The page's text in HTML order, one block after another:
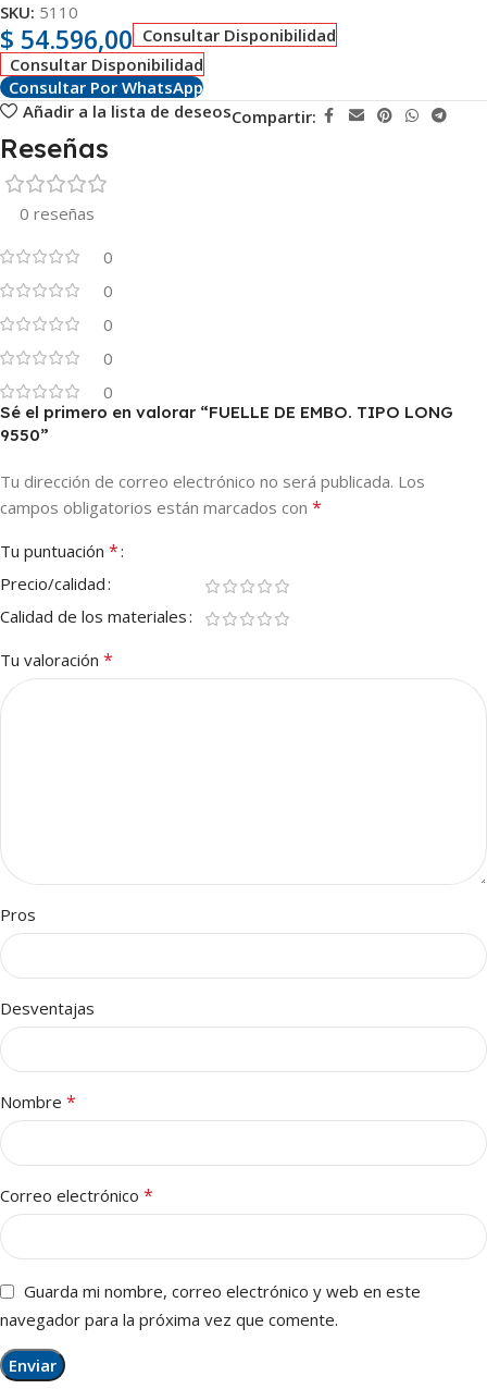
SKU: 5110
$ 54.596,00 Consultar Disponibilidad
Consultar Disponibilidad
Consultar Por WhatsApp
Añadir a la lista de deseosCompartir:
Reseñas
0 reseñas
0
0
0
0
0
Sé el primero en valorar “FUELLE DE EMBO. TIPO LONG
9550”
Tu dirección de correo electrónico no será publicada. Los
campos obligatorios están marcados con *
Tu puntuación *
Precio/calidad
Calidad de los materiales
Tu valoración *
Pros
Desventajas
Nombre *
Correo electrónico *
Guarda mi nombre, correo electrónico y web en este
navegador para la próxima vez que comente.